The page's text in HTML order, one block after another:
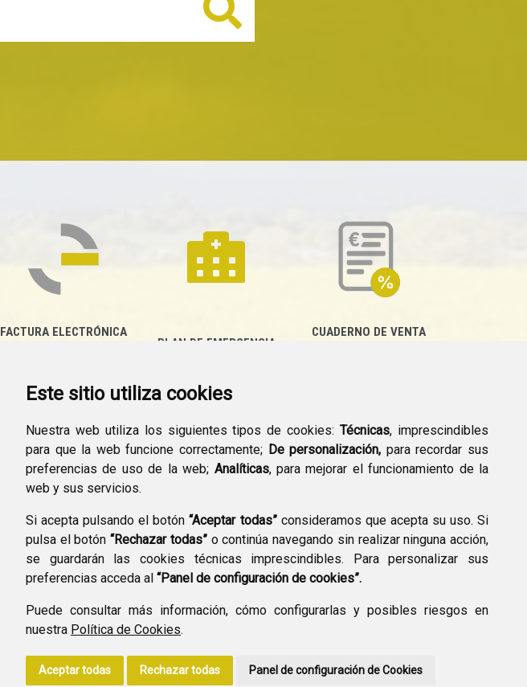
Este sitio utiliza cookies
Nuestra web utiliza los siguientes tipos de cookies:Técnicas, imprescindibles
para que la web funcione correctamente; De personalización, para recordar sus
preferencias de uso de la web; Analíticas, para mejorar el funcionamiento de la
web y sus servicios.
Si acepta pulsando el botón“Aceptar todas”consideramos que acepta su uso. Si
pulsa el botón“Rechazar todas”o continúa navegando sin realizar ninguna acción,
se guardarán las cookies técnicas imprescindibles. Para personalizar sus
preferencias acceda al “Panel de configuración de cookies”.
Puede consultar más información, cómo configurarlas y posibles riesgos en
nuestra Política de Cookies.
Aceptar todas Rechazar todas Panel de configuración de Cookies
Buscar
FACTURA ELECTRÓNICA
PLAN DE EMERGENCIA
CUADERNO DE VENTA
CANAL YOUTUBE
PREGUNTAS
FRECUENTES
PLAN DE ACCIÓN LOCAL
2030